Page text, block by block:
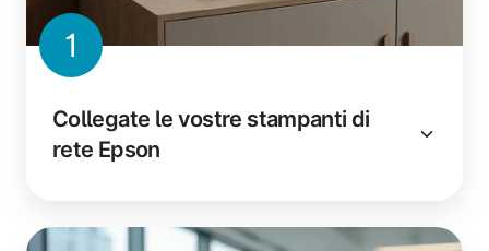
1
Collegate le vostre stampanti di
rete Epson